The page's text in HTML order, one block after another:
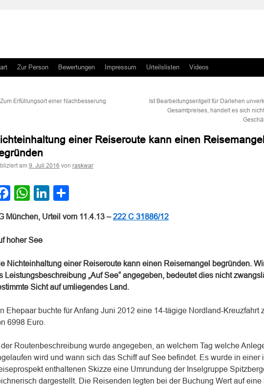
Zur Person Bewertungen Impressum Urteilslisten Videos
Zum Erfüllungsort einer Nachbesserung
Ist Bearbeitungsentgelt für Darlehen
Gesamtpreises, handelt es sich
einer Reiseroute kann einen Reisemangel
am 9. Juli 2016 von raskwar
Facebook
WhatsApp
LinkedIn
München, Urteil vom 11.4.13 –222 C 31886/12
hoher See
Nichteinhaltung einer Reiseroute kann einen Reisemangel begründen.
Leistungsbeschreibung „Auf See“ angegeben, bedeutet dies nicht
Sicht auf umliegendes Land.
Ehepaar buchte für Anfang Juni 2012 eine 14-tägige Nordland-Kreuzfahrt
6998 Euro.
der Routenbeschreibung wurde angegeben, an welchem Tag welche
wird und wann sich das Schiff auf See befindet. Es wurde in einer
enthaltenen Skizze eine Umrundung der Inselgruppe
dargestellt. Die Reisenden legten bei der Buchung Wert auf eine